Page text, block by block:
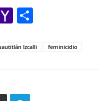
Yahoo
Izcalli feminicidio